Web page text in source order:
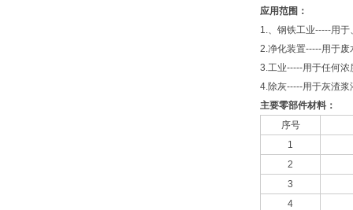
应用范围：
1.、钢铁工业-----用于
2.净化装置-----用于
3.工业-----用于任何
4.除灰-----用于灰渣浆
主要零部件材料：
序号
1
2
3
4